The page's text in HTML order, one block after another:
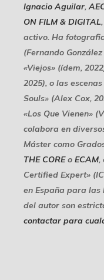
Ignacio Aguilar,
ON FILM & DIGITAL
activo. Ha
(Fernando
«Viejos» (ídem,
2025), o las
Souls» (Alex Cox,
«Los Que Vienen»
colabora en
Máster como
THE COREo ECAM,
Certified Expert»
en España para las
del autor son
contactar para